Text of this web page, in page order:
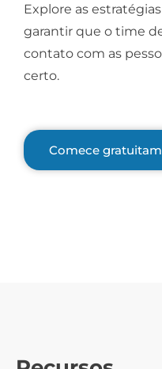
Explore as
garantir que o time
contato com as
certo.
Comece